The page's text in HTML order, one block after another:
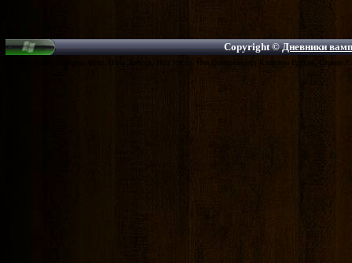
Copyright ©Дневники
На сайте можно смотреть фото: Нина Добрев, Пол Уэсли, Йен Сомерхалдер, Катерина Грэхэм,